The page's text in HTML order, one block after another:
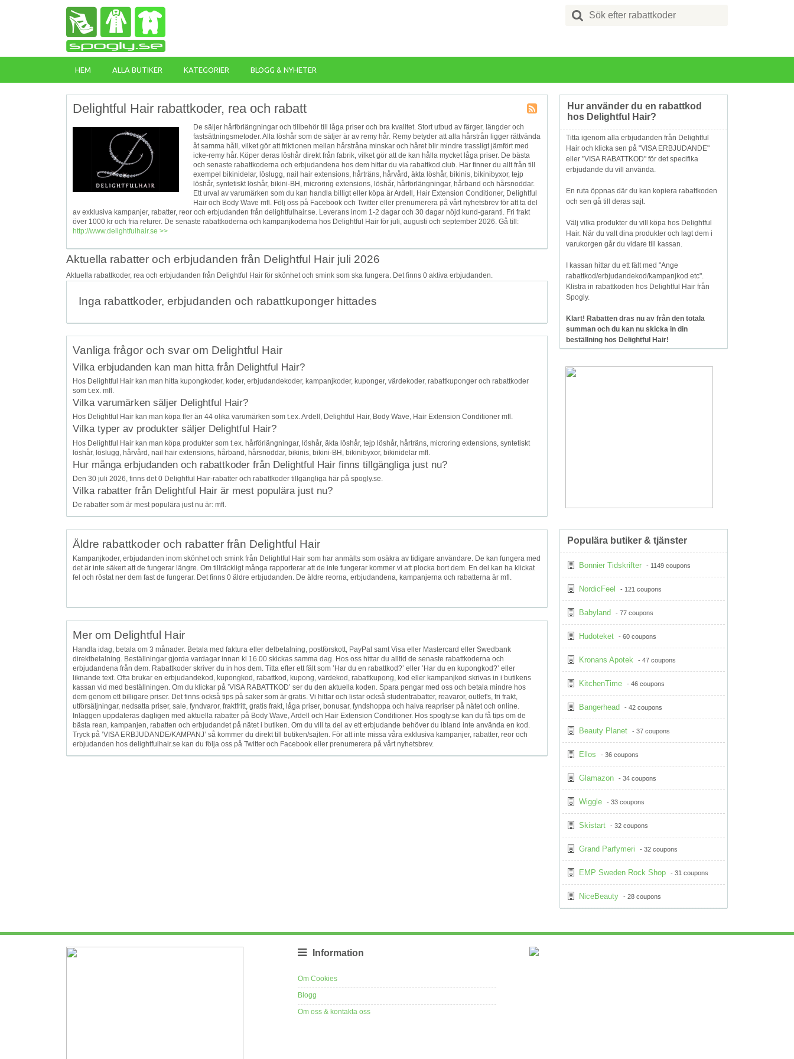
Search
for:
HEM ALLA BUTIKER KATEGORIER BLOGG & NYHETER
RSS
Delightful Hair rabattkoder, rea och rabatt
De säljer hårförlängningar och tillbehör till låga priser och bra kvalitet. Stort utbud av färger, längder och
fastsättningsmetoder. Alla löshår som de säljer är av remy hår. Remy betyder att alla hårstrån ligger rättvända
åt samma håll, vilket gör att friktionen mellan hårstråna minskar och håret blir mindre trassligt jämfört med
icke-remy hår. Köper deras löshår direkt från fabrik, vilket gör att de kan hålla mycket låga priser. De bästa
och senaste rabattkoderna och erbjudandena hos dem hittar du via rabattkod.club. Här finner du allt från till
exempel bikinidelar, löslugg, nail hair extensions, hårträns, hårvård, äkta löshår, bikinis, bikinibyxor, tejp
löshår, syntetiskt löshår, bikini-BH, microring extensions, löshår, hårförlängningar, hårband och hårsnoddar.
Ett urval av varumärken som du kan handla billigt eller köpa är Ardell, Hair Extension Conditioner, Delightful
Hair och Body Wave mfl. Följ oss på Facebook och Twitter eller prenumerera på vårt nyhetsbrev för att ta del
av exklusiva kampanjer, rabatter, reor och erbjudanden från delightfulhair.se. Leverans inom 1-2 dagar och 30 dagar nöjd kund-garanti. Fri frakt
över 1000 kr och fria returer. De senaste rabattkoderna och kampanjkoderna hos Delightful Hair för juli, augusti och september 2026. Gå till:
http://www.delightfulhair.se >>
Aktuella rabatter och erbjudanden från Delightful Hair juli 2026
Aktuella rabattkoder, rea och erbjudanden från Delightful Hair för skönhet och smink som ska fungera. Det finns 0 aktiva erbjudanden.
Inga rabattkoder, erbjudanden och rabattkuponger hittades
Vanliga frågor och svar om Delightful Hair
Vilka erbjudanden kan man hitta från Delightful Hair?
Hos Delightful Hair kan man hitta kupongkoder, koder, erbjudandekoder, kampanjkoder, kuponger, värdekoder, rabattkuponger och rabattkoder
som t.ex. mfl.
Vilka varumärken säljer Delightful Hair?
Hos Delightful Hair kan man köpa fler än 44 olika varumärken som t.ex. Ardell, Delightful Hair, Body Wave, Hair Extension Conditioner mfl.
Vilka typer av produkter säljer Delightful Hair?
Hos Delightful Hair kan man köpa produkter som t.ex. hårförlängningar, löshår, äkta löshår, tejp löshår, hårträns, microring extensions, syntetiskt
löshår, löslugg, hårvård, nail hair extensions, hårband, hårsnoddar, bikinis, bikini-BH, bikinibyxor, bikinidelar mfl.
Hur många erbjudanden och rabattkoder från Delightful Hair finns tillgängliga just nu?
Den 30 juli 2026, finns det 0 Delightful Hair-rabatter och rabattkoder tillgängliga här på spogly.se.
Vilka rabatter från Delightful Hair är mest populära just nu?
De rabatter som är mest populära just nu är: mfl.
Äldre rabattkoder och rabatter från Delightful Hair
Kampanjkoder, erbjudanden inom skönhet och smink från Delightful Hair som har anmälts som osäkra av tidigare användare. De kan fungera med
det är inte säkert att de fungerar längre. Om tillräckligt många rapporterar att de inte fungerar kommer vi att plocka bort dem. En del kan ha klickat
fel och röstat ner dem fast de fungerar. Det finns 0 äldre erbjudanden. De äldre reorna, erbjudandena, kampanjerna och rabatterna är mfl.
Mer om Delightful Hair
Handla idag, betala om 3 månader. Betala med faktura eller delbetalning, postförskott, PayPal samt Visa eller Mastercard eller Swedbank
direktbetalning. Beställningar gjorda vardagar innan kl 16.00 skickas samma dag. Hos oss hittar du alltid de senaste rabattkoderna och
erbjudandena från dem. Rabattkoder skriver du in hos dem. Titta efter ett fält som ’Har du en rabattkod?’ eller ’Har du en kupongkod?’ eller
liknande text. Ofta brukar en erbjudandekod, kupongkod, rabattkod, kupong, värdekod, rabattkupong, kod eller kampanjkod skrivas in i butikens
kassan vid med beställningen. Om du klickar på ’VISA RABATTKOD’ ser du den aktuella koden. Spara pengar med oss och betala mindre hos
dem genom ett billigare priser. Det finns också tips på saker som är gratis. Vi hittar och listar också studentrabatter, reavaror, outlet's, fri frakt,
utförsäljningar, nedsatta priser, sale, fyndvaror, fraktfritt, gratis frakt, låga priser, bonusar, fyndshoppa och halva reapriser på nätet och online.
Inläggen uppdateras dagligen med aktuella rabatter på Body Wave, Ardell och Hair Extension Conditioner. Hos spogly.se kan du få tips om de
bästa rean, kampanjen, rabatten och erbjudandet på nätet i butiken. Om du vill ta del av ett erbjudande behöver du ibland inte använda en kod.
Tryck på ’VISA ERBJUDANDE/KAMPANJ’ så kommer du direkt till butiken/sajten. För att inte missa våra exklusiva kampanjer, rabatter, reor och
erbjudanden hos delightfulhair.se kan du följa oss på Twitter och Facebook eller prenumerera på vårt nyhetsbrev.
Hur använder du en rabattkod
hos Delightful Hair?
Titta igenom alla erbjudanden från Delightful
Hair och klicka sen på "VISA ERBJUDANDE"
eller "VISA RABATTKOD" för det specifika
erbjudande du vill använda.
En ruta öppnas där du kan kopiera rabattkoden
och sen gå till deras sajt.
Välj vilka produkter du vill köpa hos Delightful
Hair. När du valt dina produkter och lagt dem i
varukorgen går du vidare till kassan.
I kassan hittar du ett fält med "Ange
rabattkod/erbjudandekod/kampanjkod etc".
Klistra in rabattkoden hos Delightful Hair från
Spogly.
Klart! Rabatten dras nu av från den totala
summan och du kan nu skicka in din
beställning hos Delightful Hair!
Populära butiker & tjänster
Bonnier Tidskrifter - 1149 coupons
NordicFeel - 121 coupons
Babyland - 77 coupons
Hudoteket - 60 coupons
Kronans Apotek - 47 coupons
KitchenTime - 46 coupons
Bangerhead - 42 coupons
Beauty Planet - 37 coupons
Ellos - 36 coupons
Glamazon - 34 coupons
Wiggle - 33 coupons
Skistart - 32 coupons
Grand Parfymeri - 32 coupons
EMP Sweden Rock Shop - 31 coupons
NiceBeauty - 28 coupons
Information
Om Cookies
Blogg
Om oss & kontakta oss